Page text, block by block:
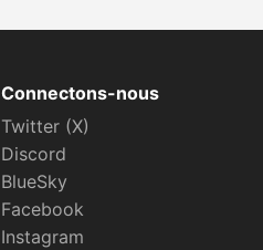
Connectons-nous
Twitter (X)
Discord
BlueSky
Facebook
Instagram